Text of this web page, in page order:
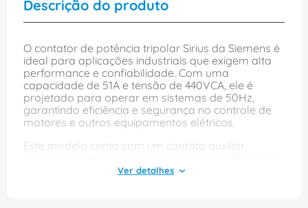
Descrição do produto
O contator de potência tripolar Sirius da Siemens é
ideal para aplicações industriais que exigem alta
performance e confiabilidade. Com uma
capacidade de 51A e tensão de 440VCA, ele é
projetado para operar em sistemas de 50Hz,
garantindo eficiência e segurança no controle de
motores e outros equipamentos elétricos.
Este modelo conta com um contato auxiliar
permitindo versatilidade na configuração de